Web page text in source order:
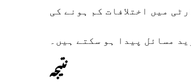
میں اختلافات کم ہونے کی
مسائل پیدا ہو سکتے ہیں۔
نتیجہ